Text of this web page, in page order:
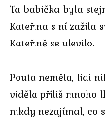
Ta babička byla
Kateřina s ní zažila
Kateřině se ulevilo.
Pouta neměla, lidi
viděla příliš mnoho
nikdy nezajímal, co